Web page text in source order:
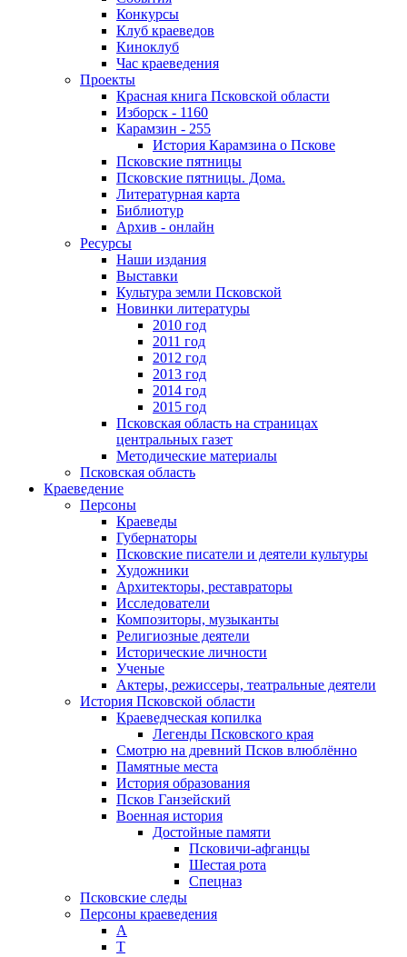
Конкурсы
Клуб краеведов
Киноклуб
Час краеведения
Проекты
Красная книга Псковской области
Изборск - 1160
Карамзин - 255
История Карамзина о Пскове
Псковские пятницы
Псковские пятницы. Дома.
Литературная карта
Библиотур
Архив - онлайн
Ресурсы
Наши издания
Выставки
Культура земли Псковской
Новинки литературы
2010 год
2011 год
2012 год
2013 год
2014 год
2015 год
Псковская область на страницах
центральных газет
Методические материалы
Псковская область
Краеведение
Персоны
Краеведы
Губернаторы
Псковские писатели и деятели культуры
Художники
Архитекторы, реставраторы
Исследователи
Композиторы, музыканты
Религиозные деятели
Исторические личности
Ученые
Актеры, режиссеры, театральные деятели
История Псковской области
Краеведческая копилка
Легенды Псковского края
Смотрю на древний Псков влюблённо
Памятные места
История образования
Псков Ганзейский
Военная история
Достойные памяти
Псковичи-афганцы
Шестая рота
Спецназ
Псковские следы
Персоны краеведения
А
T